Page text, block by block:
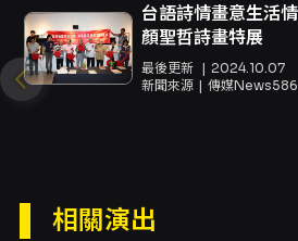
時刻裡捕捉人物內心的細微
語與台語交織，忠實呈現家
質地與文化語境，觀眾能從
及看似強硬的關懷中，慢慢
機與畢生經驗。全劇無中場
化敘事的緊湊性與情感的連
受家庭情感脈絡的觀眾。 演
解的場域。透過具象化的生活
務互動、指責與沉默），觀眾
台語詩情畫意生活
顏聖哲詩畫特展
最後更新
2024.10.07
新聞來源
傳媒News586
相關演出